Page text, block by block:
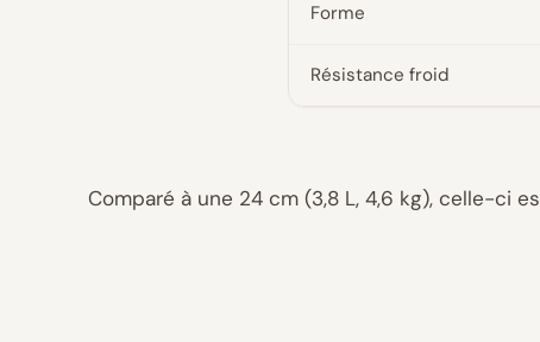
Forme
Résistance froid
Comparé à une 24 cm (3,8 L, 4,6 kg), celle-ci